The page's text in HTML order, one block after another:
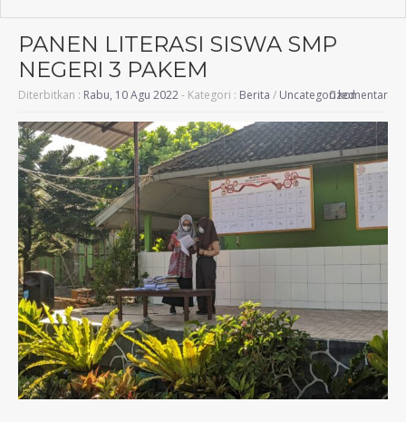
PANEN LITERASI SISWA SMP
NEGERI 3 PAKEM
Diterbitkan : Rabu, 10 Agu 2022- Kategori : Berita / Uncategorized0 komentar